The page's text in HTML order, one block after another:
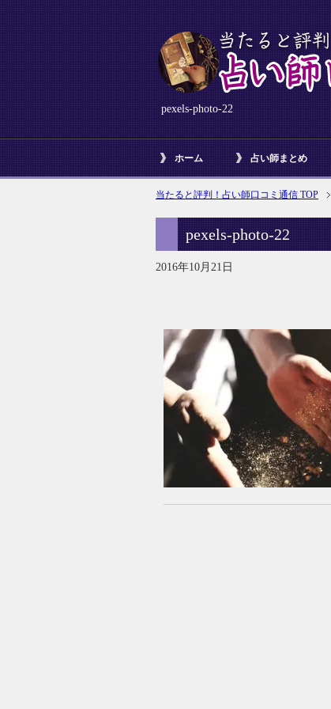
pexels-photo-22
ホーム 占い師まとめ
当たると評判！占い師口コミ通信 TOP
pexels-photo-22
2016年10月21日